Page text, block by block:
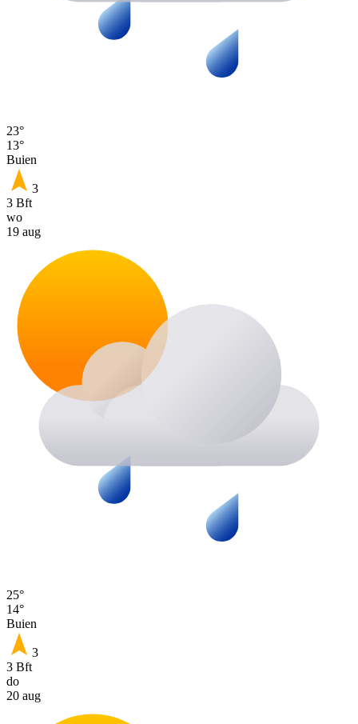
23°
13°
Buien
3
3 Bft
wo
19 aug
25°
14°
Buien
3
3 Bft
do
20 aug